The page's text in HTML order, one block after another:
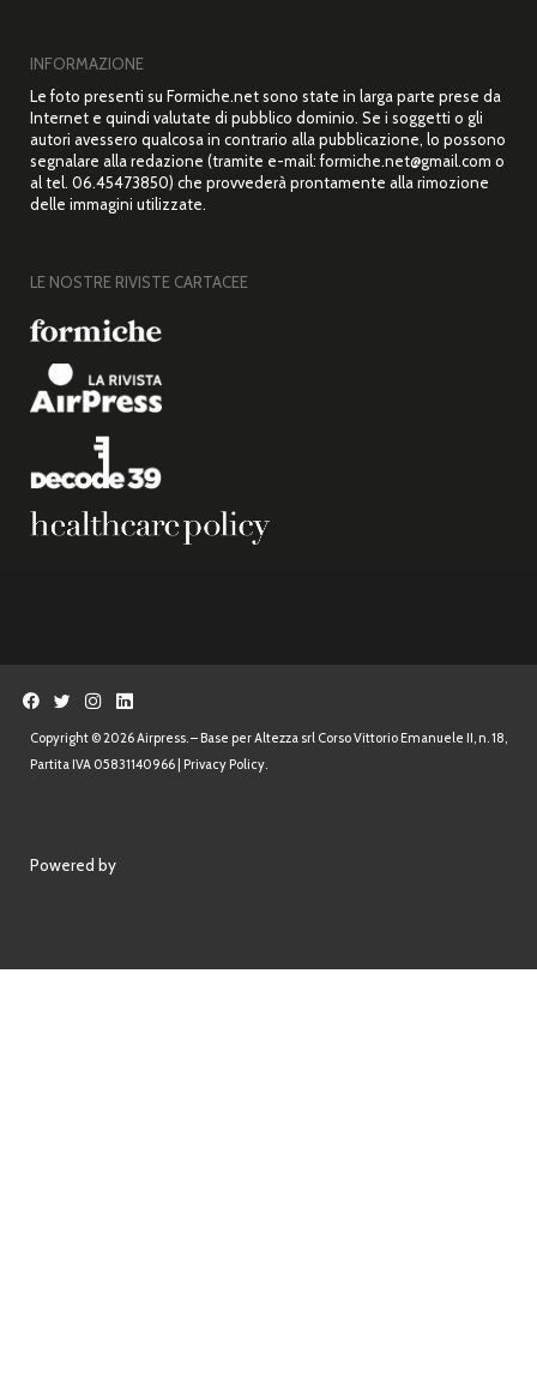
INFORMAZIONE
Le foto presenti su Formiche.net sono state in larga parte prese da
Internet e quindi valutate di pubblico dominio. Se i soggetti o gli
autori avessero qualcosa in contrario alla pubblicazione, lo possono
segnalare alla redazione (tramite e-mail: formiche.net@gmail.com o
al tel. 06.45473850) che provvederà prontamente alla rimozione
delle immagini utilizzate.
LE NOSTRE RIVISTE CARTACEE
Copyright © 2026 Airpress. – Base per Altezza srl Corso Vittorio Emanuele II, n. 18,
Partita IVA 05831140966 | Privacy Policy.
Powered by